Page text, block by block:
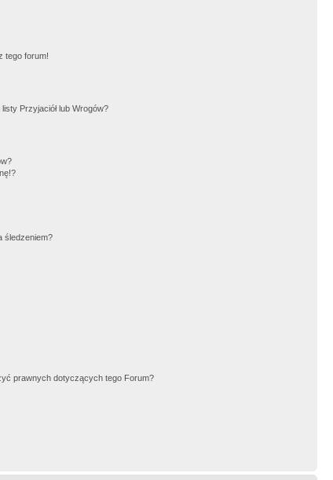
tego forum!
Przyjaciół lub Wrogów?
śledzeniem?
prawnych dotyczących tego Forum?